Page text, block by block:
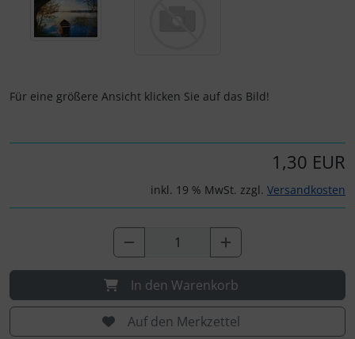
Für eine größere Ansicht klicken Sie auf das Bild!
1,30 EUR
inkl. 19 % MwSt. zzgl. Versandkosten
In den Warenkorb
Auf den Merkzettel